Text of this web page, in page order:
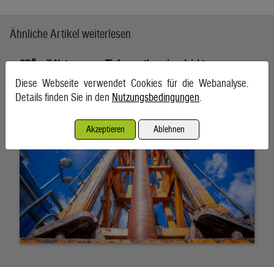
Ähnliche Artikel weiterlesen
SPÖ will Nutzung von Tiefengeothermie erleichtern
10. August 2026, Wien
Diese Webseite verwendet Cookies für die Webanalyse.
Details finden Sie in den Nutzungsbedingungen.
Akzeptieren Ablehnen